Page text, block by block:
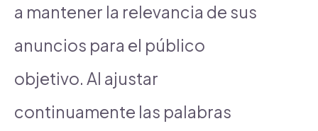
a mantener la relevancia de sus
anuncios para el público
objetivo. Al ajustar
continuamente las palabras